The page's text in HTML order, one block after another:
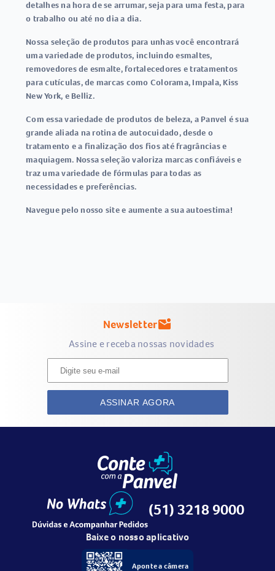
detalhes na hora de se arrumar, seja para uma festa, para
o trabalho ou até no dia a dia.
Nossa seleção de produtos para unhas você encontrará
uma variedade de produtos, incluindo esmaltes,
removedores de esmalte, fortalecedores e tratamentos
para cutículas, de marcas como Colorama, Impala, Kiss
New York, e Belliz.
Com essa variedade de produtos de beleza, a Panvel é sua
grande aliada na rotina de autocuidado, desde o
tratamento e a finalização dos fios até fragrâncias e
maquiagem. Nossa seleção valoriza marcas confiáveis e
traz uma variedade de fórmulas para todas as
necessidades e preferências.
Navegue pelo nosso site e aumente a sua autoestima!
Newslettermark_email_unread
Assine e receba nossas novidades
ASSINAR AGORA
(51) 3218 9000
Baixe o nosso aplicativo
Aponte a câmera